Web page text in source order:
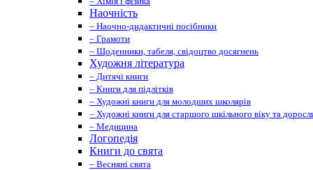
Наочність
– Наочно-дидактичні посібники
– Грамоти
– Щоденники, табеля, свідоцтво досягнень
Художня література
– Дитячі книги
– Книги для підлітків
– Художні книги для молодших школярів
– Художні книги для старшого шкільного віку та
– Медицина
Логопедія
Книги до свята
– Весняні свята